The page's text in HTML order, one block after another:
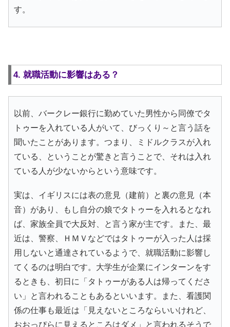
す。
4. 就職活動に影響はある？
以前、バークレー銀行に勤めていた男性から同僚でタ
トゥーを入れている人がいて、びっくり～と言う話を
聞いたことがあります。つまり、ミドルクラスが入れ
ている、ということが驚きと言うことで、それは入れ
ている人が少ないからという意味です。
実は、イギリスには表の意見（建前）と裏の意見（本
音）があり、もし自分の娘でタトゥーを入れるとなれ
ば、家族全員で大反対、と言う家が主です。また、最
近は、警察、ＨＭＶなどではタトゥーが入った人は採
用しないと通達されているようで、就職活動に影響し
てくるのは明白です。大学生が企業にインターンをす
るときも、初日に「タトゥーがある人は帰ってくださ
い」と言われることもあるといいます。また、看護関
係の仕事も最近は「見えないところならいいけれど、
おおっぴらに見えるところはダメ」と言われるそうで